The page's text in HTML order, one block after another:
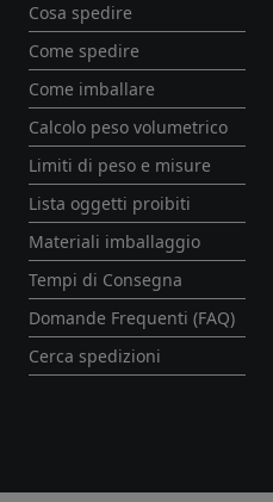
Cosa spedire
Come spedire
Come imballare
Calcolo peso volumetrico
Limiti di peso e misure
Lista oggetti proibiti
Materiali imballaggio
Tempi di Consegna
Domande Frequenti (FAQ)
Cerca spedizioni